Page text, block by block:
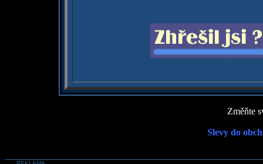
Změňte
Slevy do